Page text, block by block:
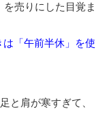
売りにした目覚ま
「午前半休」を使
と肩が寒すぎて、